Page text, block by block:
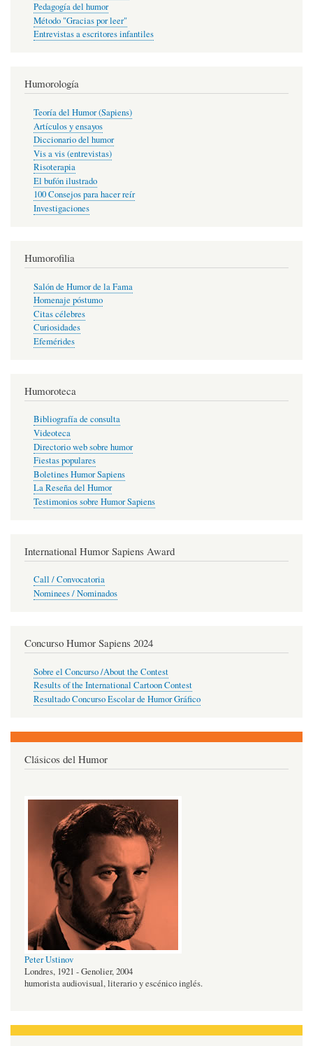
Pedagogía del humor
Método "Gracias por leer"
Entrevistas a escritores infantiles
Humorología
Teoría del Humor (Sapiens)
Artículos y ensayos
Diccionario del humor
Vis a vis (entrevistas)
Risoterapia
El bufón ilustrado
100 Consejos para hacer reír
Investigaciones
Humorofilia
Salón de Humor de la Fama
Homenaje póstumo
Citas célebres
Curiosidades
Efemérides
Humoroteca
Bibliografía de consulta
Videoteca
Directorio web sobre humor
Fiestas populares
Boletines Humor Sapiens
La Reseña del Humor
Testimonios sobre Humor Sapiens
International Humor Sapiens Award
Call / Convocatoria
Nominees / Nominados
Concurso Humor Sapiens 2024
Sobre el Concurso /About the Contest
Results of the International Cartoon Contest
Resultado Concurso Escolar de Humor Gráfico
Clásicos del Humor
Peter Ustinov
Londres, 1921 - Genolier, 2004
humorista audiovisual, literario y escénico inglés.